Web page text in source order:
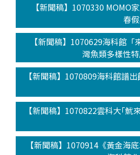
【新聞稿】1070330 MOMO
春
【新聞稿】1070629海科館
灣魚類多樣性
【新聞稿】1070809海科館譜
【新聞稿】1070822雲科大｢魷
【新聞稿】1070914《黃金